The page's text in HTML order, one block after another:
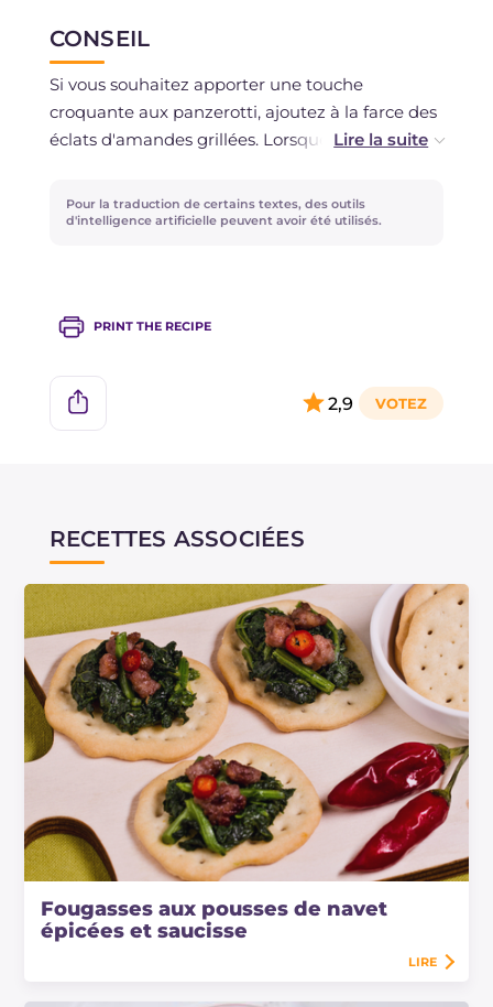
CONSEIL
Si vous souhaitez apporter une touche
croquante aux panzerotti, ajoutez à la farce des
éclats d'amandes grillées. Lorsque vous les
à la fois pour éviter que la température de
l'huile ne baisse excessivement, compromettant
Pour la traduction de certains textes, des outils
d'intelligence artificielle peuvent avoir été utilisés.
PRINT THE RECIPE
2,9
RECETTES ASSOCIÉES
Fougasses aux pousses de navet
épicées et saucisse
LIRE